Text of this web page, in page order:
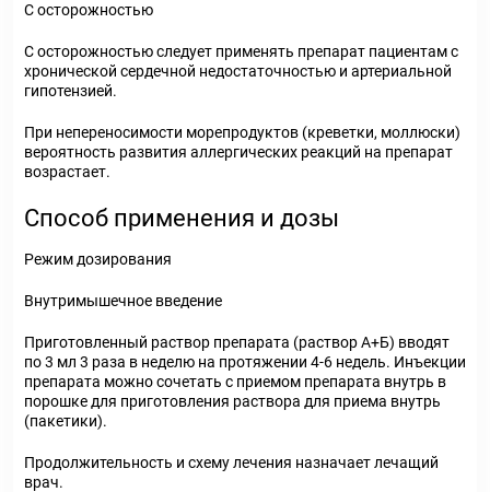
С осторожностью
С осторожностью следует применять препарат пациентам с
хронической сердечной недостаточностью и артериальной
гипотензией.
При непереносимости морепродуктов (креветки, моллюски)
вероятность развития аллергических реакций на препарат
возрастает.
Способ применения и дозы
Режим дозирования
Внутримышечное введение
Приготовленный раствор препарата (раствор А+Б) вводят
по 3 мл 3 раза в неделю на протяжении 4-6 недель. Инъекции
препарата можно сочетать с приемом препарата внутрь в
порошке для приготовления раствора для приема внутрь
(пакетики).
Продолжительность и схему лечения назначает лечащий
врач.